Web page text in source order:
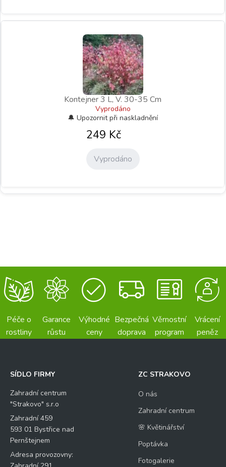
Kontejner 3 L, V. 30-35 Cm
Vyprodáno
249 Kč
Vyprodáno
Péče o
rostliny
Garance
růstu
Výhodné
ceny
Bezpečná
doprava
Věrnostní
program
Vrácení
peněz
SÍDLO FIRMY
Zahradní centrum
"Strakovo" s.r.o
Zahradní 459
593 01 Bystřice nad
Pernštejnem
Adresa provozovny:
ZC STRAKOVO
O nás
Zahradní centrum
🌸 Květinářství
Poptávka
Fotogalerie